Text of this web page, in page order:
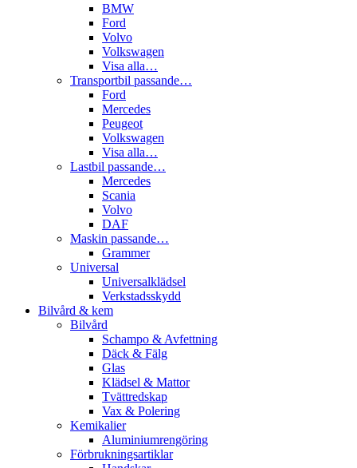
BMW
Ford
Volvo
Volkswagen
Visa alla…
Transportbil passande…
Ford
Mercedes
Peugeot
Volkswagen
Visa alla…
Lastbil passande…
Mercedes
Scania
Volvo
DAF
Maskin passande…
Grammer
Universal
Universalklädsel
Verkstadsskydd
Bilvård & kem
Bilvård
Schampo & Avfettning
Däck & Fälg
Glas
Klädsel & Mattor
Tvättredskap
Vax & Polering
Kemikalier
Aluminiumrengöring
Förbrukningsartiklar